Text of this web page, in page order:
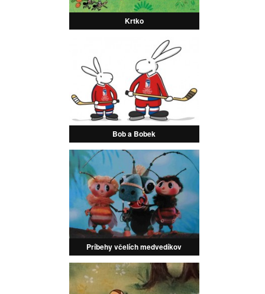
Krtko
Bob a Bobek
Príbehy včelích medvedíkov